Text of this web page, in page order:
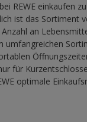
REWE einkaufen
ist das Sortiment
an
für
optimale